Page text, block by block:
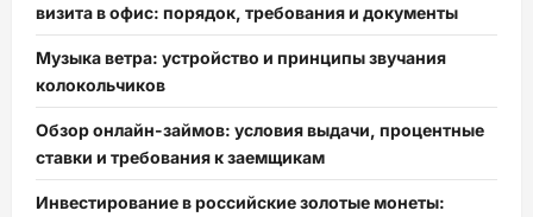
визита в офис: порядок, требования и документы
Музыка ветра: устройство и принципы звучания
колокольчиков
Обзор онлайн-займов: условия выдачи, процентные
ставки и требования к заемщикам
Инвестирование в российские золотые монеты: